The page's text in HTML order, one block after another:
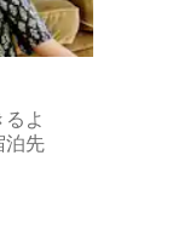
よ
泊先